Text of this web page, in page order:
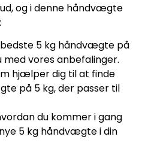
og i denne håndvægte
5 kg håndvægte på
vores anbefalinger.
hjælper dig til at finde
på 5 kg, der passer til
du kommer i gang
5 kg håndvægte i din